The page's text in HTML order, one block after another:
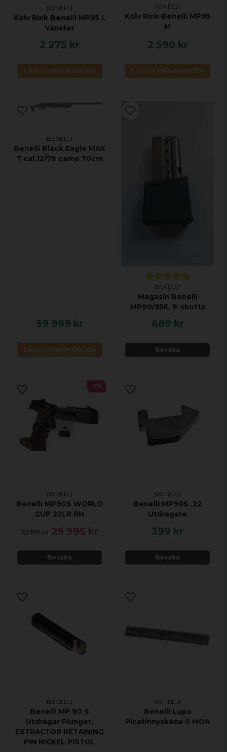
BENELLI
Kolv Rink Benelli MP95 L
Vänster
2 275 kr
LÄGG I VARUKORGEN
BENELLI
Kolv Rink Benelli MP95
M
2 590 kr
LÄGG I VARUKORGEN
BENELLI
Benelli Black Eagle MAX
7 cal.12/76 camo 70cm
39 999 kr
LÄGG I VARUKORGEN
BENELLI
Magasin Benelli
MP90/95E, 9-skotts
689 kr
Bevaka
BENELLI
Benelli MP90S WORLD
CUP 22LR RH
32 199 kr 29 995 kr
Bevaka
-7%
BENELLI
Benelli MP90S .22
Utdragare
399 kr
Bevaka
BENELLI
Benelli MP 90 S
Utdragar Plunger,
EXTRACTOR RETAINING
PIN NICKEL PISTOL
BENELLI
Benelli Lupo
Picatinnyskena 0 MOA